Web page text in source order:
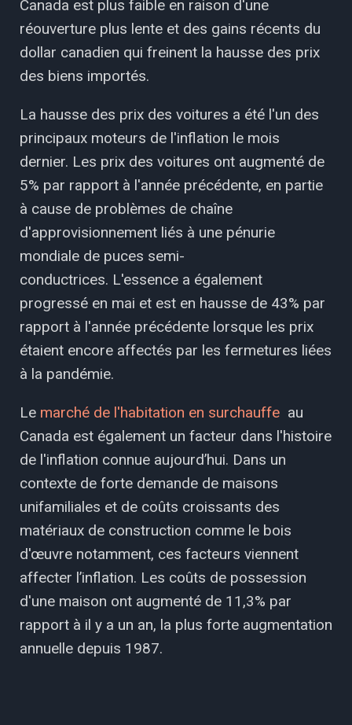
Canada est plus faible en raison d'une
réouverture plus lente et des gains récents du
dollar canadien qui freinent la hausse des prix
des biens importés.
La hausse des prix des voitures a été l'un des
principaux moteurs de l'inflation le mois
dernier. Les prix des voitures ont augmenté de
5% par rapport à l'année précédente, en partie
à cause de problèmes de chaîne
d'approvisionnement liés à une pénurie
mondiale de puces semi-
conductrices. L'essence a également
progressé en mai et est en hausse de 43% par
rapport à l'année précédente lorsque les prix
étaient encore affectés par les fermetures liées
à la pandémie.
Le marché de l'habitation en surchauffe au
Canada est également un facteur dans l'histoire
de l'inflation connue aujourd’hui. Dans un
contexte de forte demande de maisons
unifamiliales et de coûts croissants des
matériaux de construction comme le bois
d'œuvre notamment, ces facteurs viennent
affecter l’inflation. Les coûts de possession
d'une maison ont augmenté de 11,3% par
rapport à il y a un an, la plus forte augmentation
annuelle depuis 1987.